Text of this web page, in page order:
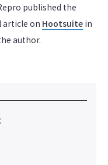
published the
article on Hootsuite in
author.